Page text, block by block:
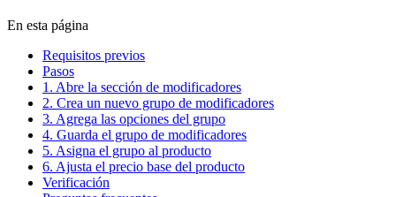
En esta página
Requisitos previos
Pasos
1. Abre la sección de modificadores
2. Crea un nuevo grupo de modificadores
3. Agrega las opciones del grupo
4. Guarda el grupo de modificadores
5. Asigna el grupo al producto
6. Ajusta el precio base del producto
Verificación